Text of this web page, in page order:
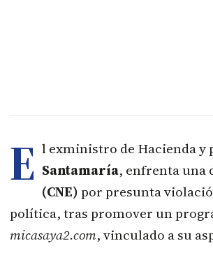
E l exministro de Hacienda
Santamaría, enfrenta una
(CNE)por presunta
política, tras promover un
micasaya2.com, vinculado a su